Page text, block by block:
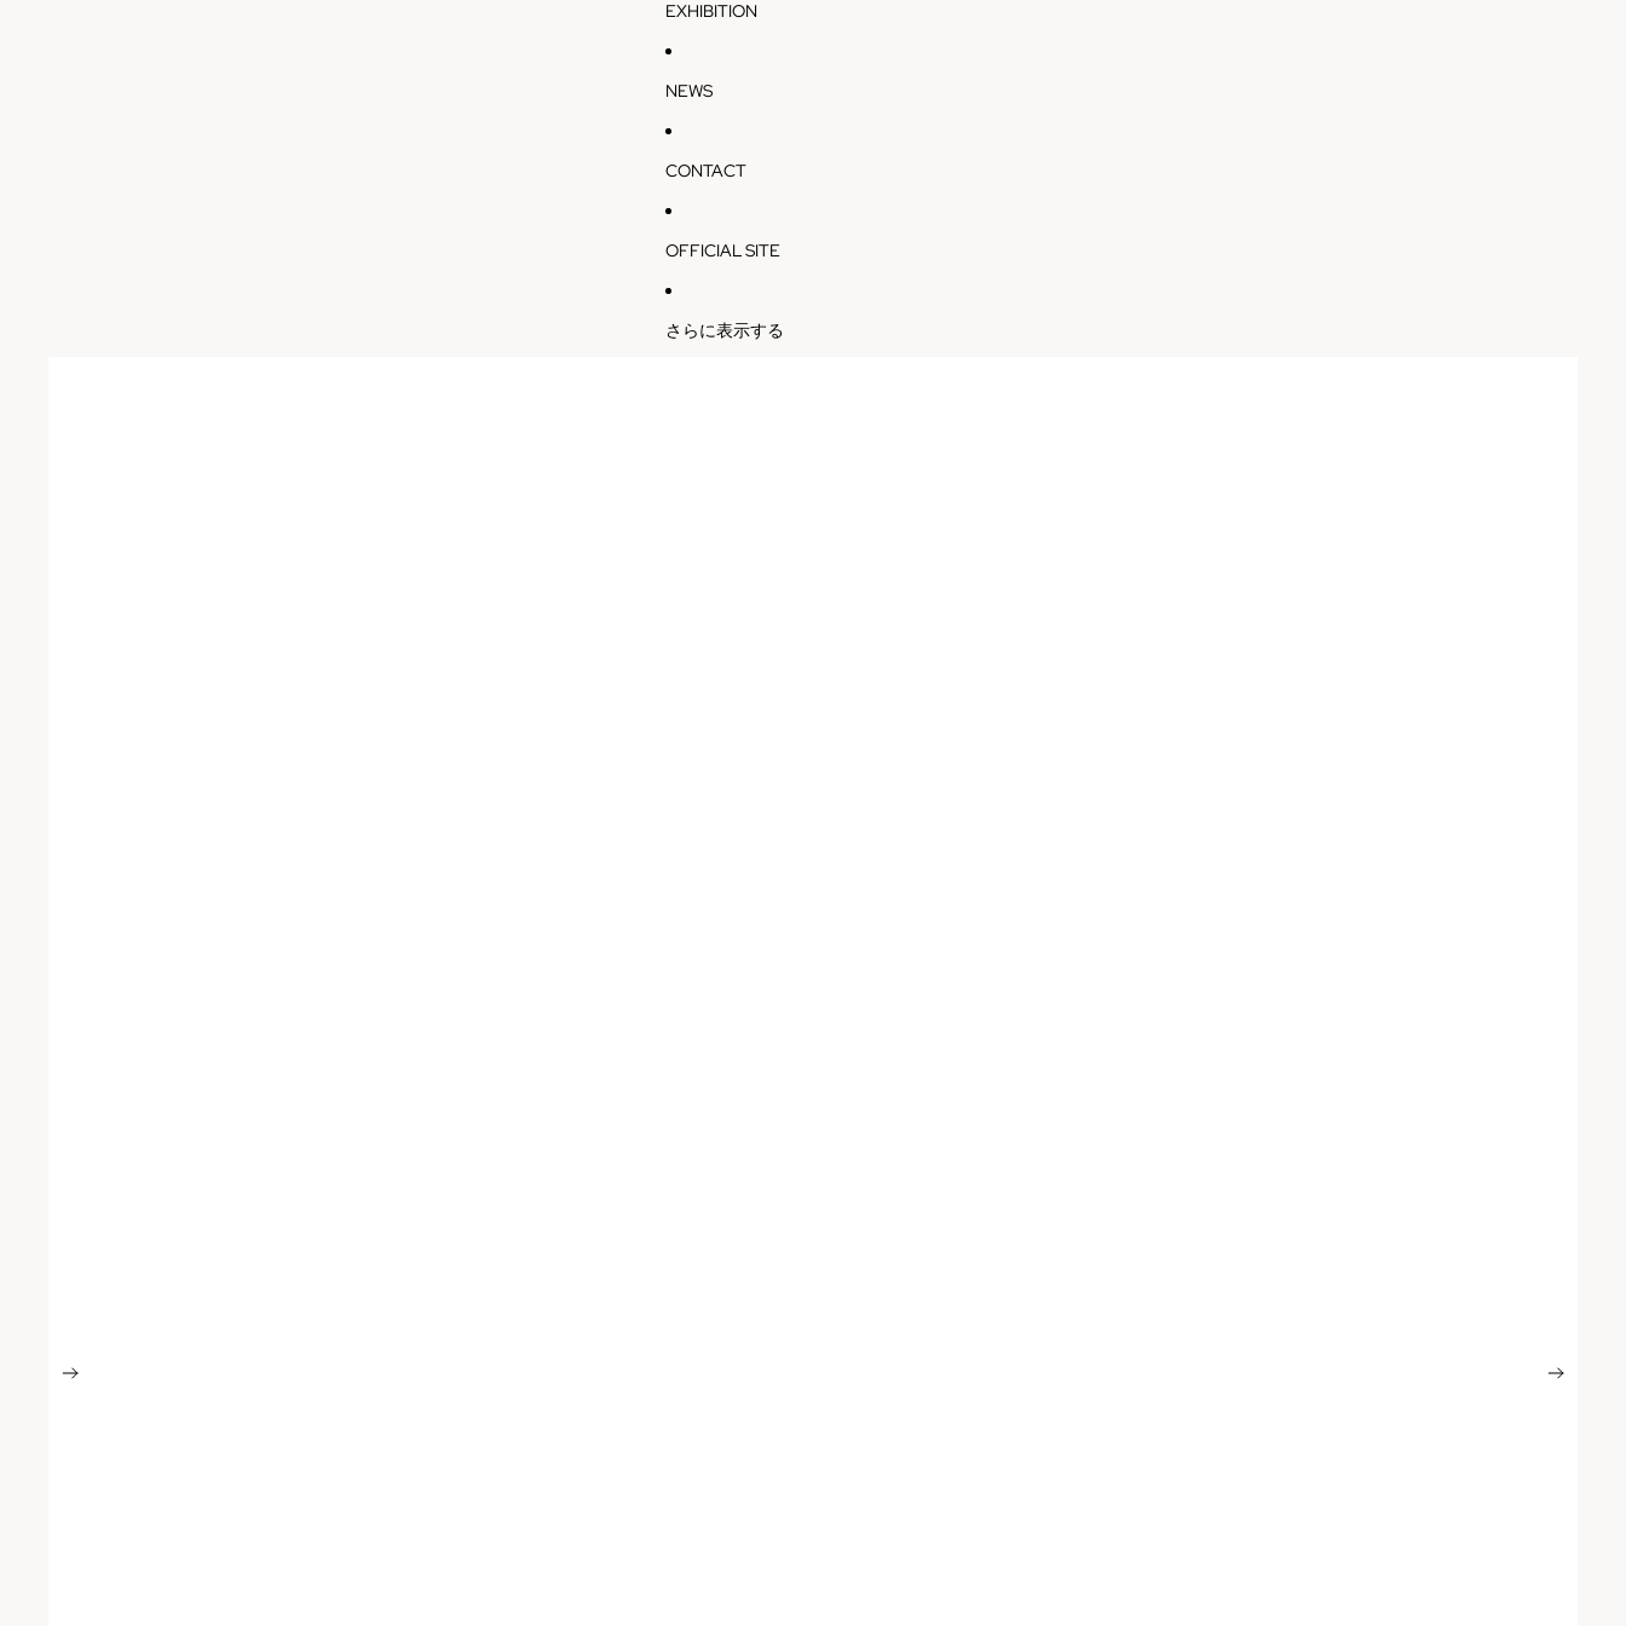
EXHIBITION
NEWS
CONTACT
OFFICIAL SITE
さらに表示する